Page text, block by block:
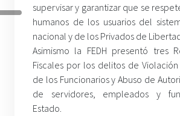
supervisar y garantizar que se
humanos de los usuarios del
nacional y de los Privados de
Asimismo la FEDH presentó tres
Fiscales por los delitos de
de los Funcionarios y Abuso de
de servidores, empleados y
Estado.